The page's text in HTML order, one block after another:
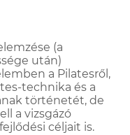
(a
után)
a Pilatesről,
technika és a
történetét, de
a vizsgázó
céljait is.